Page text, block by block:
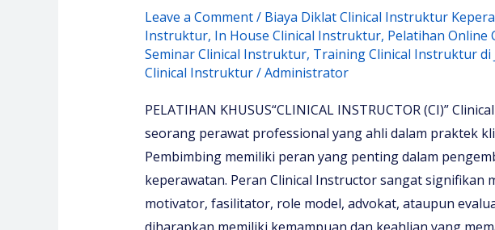
Leave a Comment/ Biaya Diklat Clinical Instruktur
Instruktur, In House Clinical Instruktur, Pelatihan Online
Seminar Clinical Instruktur, Training Clinical Instruktur di
Clinical Instruktur/Administrator
PELATIHAN KHUSUS“CLINICAL INSTRUCTOR (CI)”
seorang perawat professional yang ahli dalam praktek
Pembimbing memiliki peran yang penting dalam
keperawatan. Peran Clinical Instructor sangat signifikan
motivator, fasilitator, role model, advokat, ataupun